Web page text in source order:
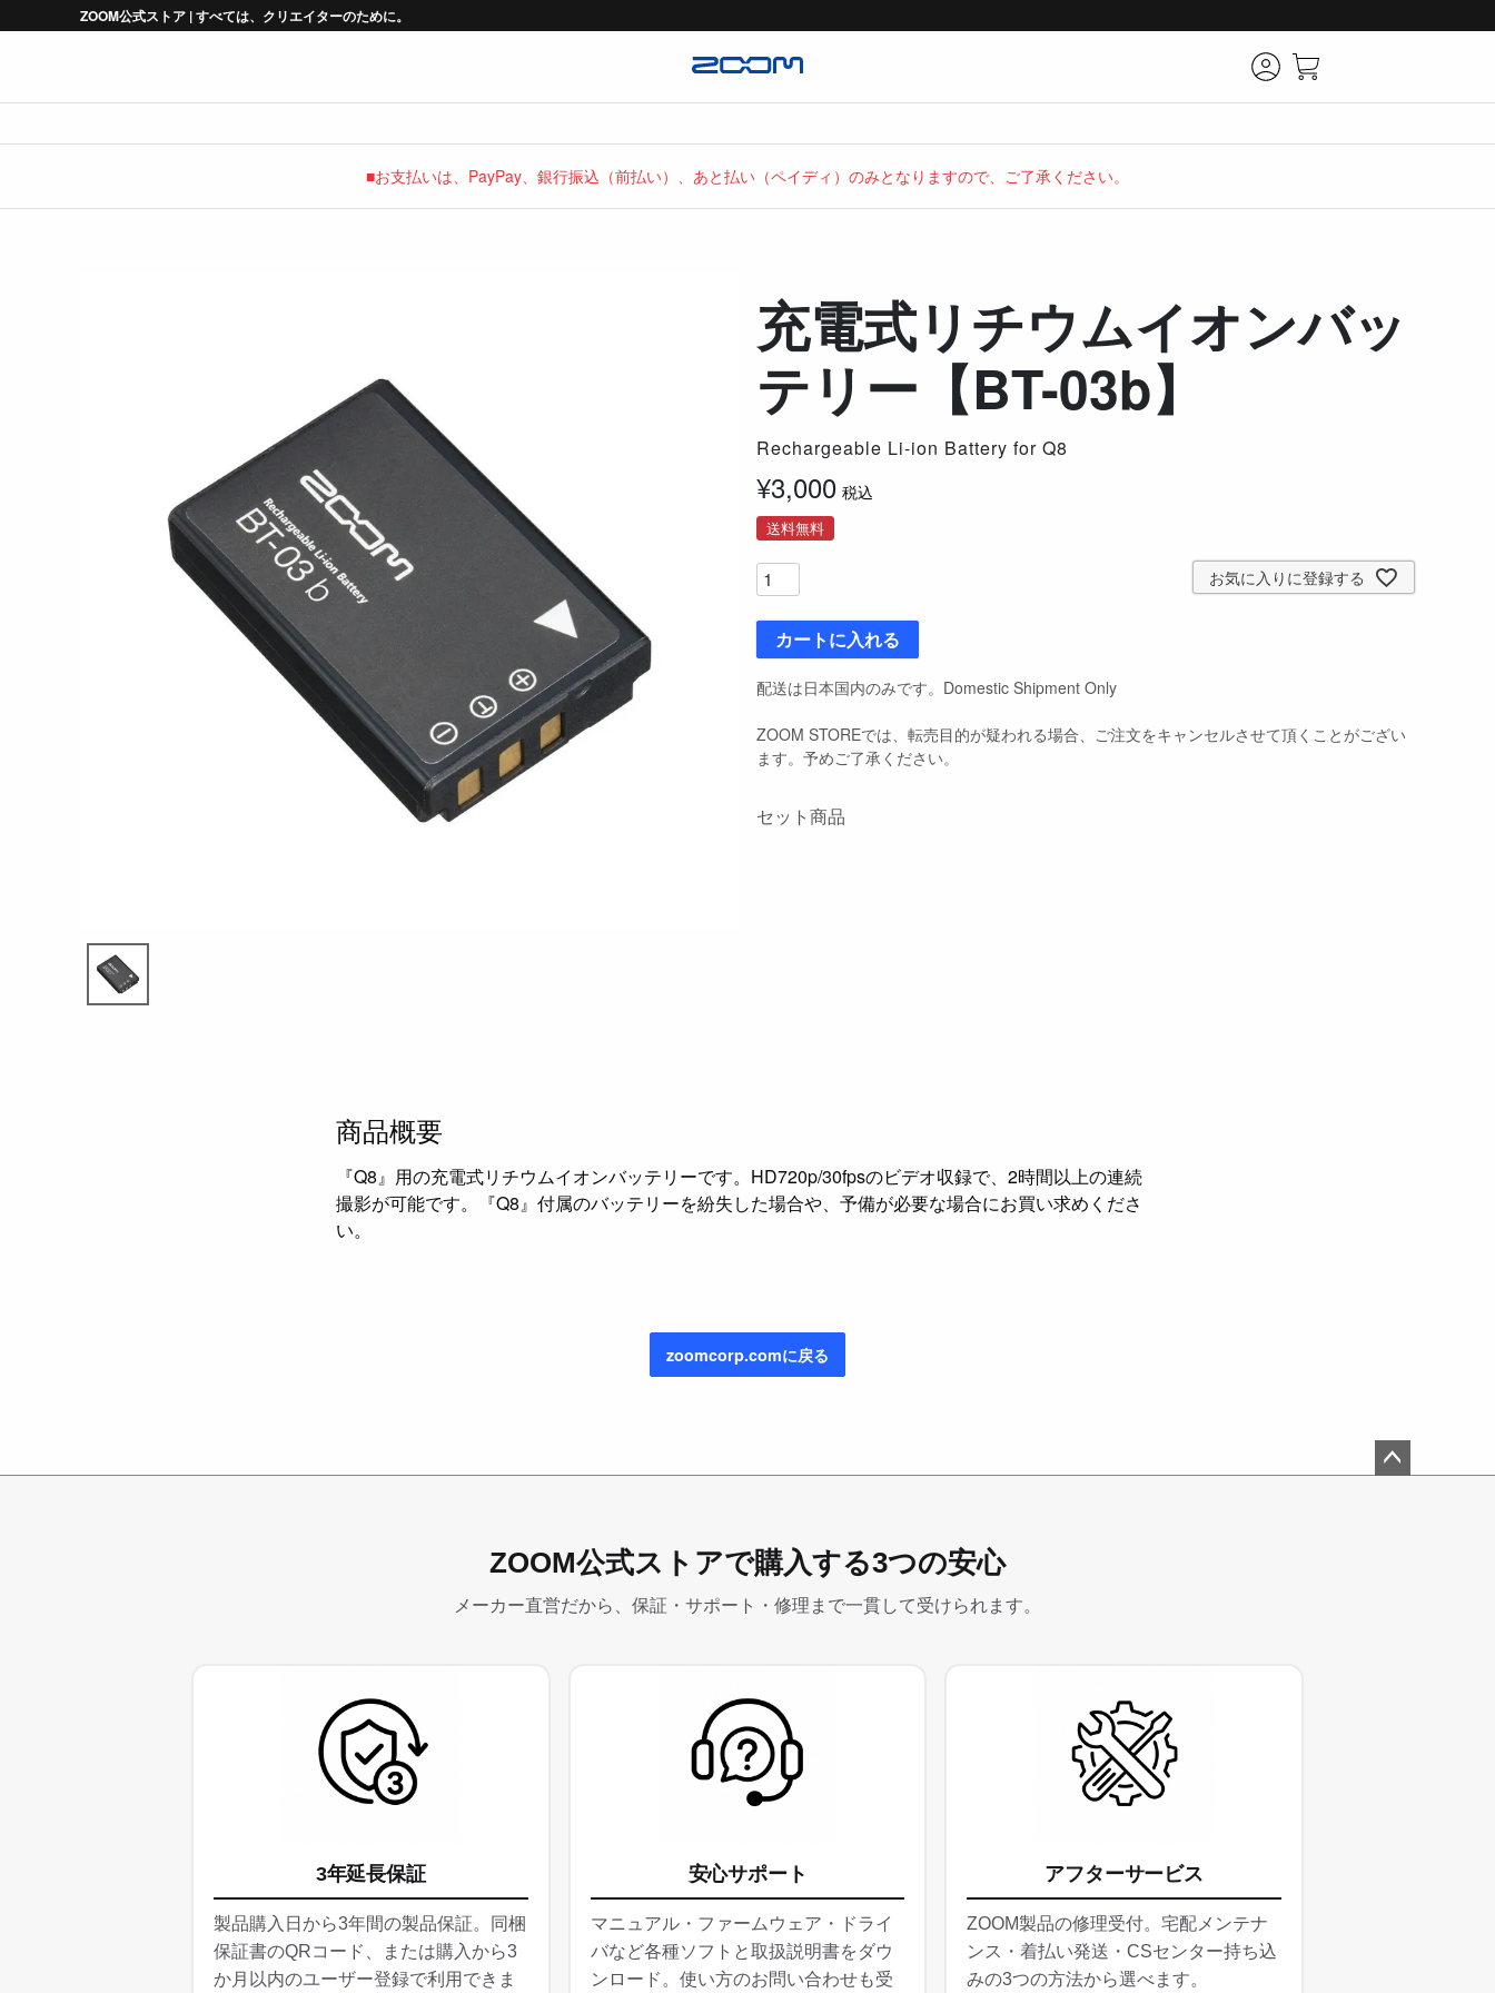
ZOOM公式ストア | すべては、クリエイターのために。
■お支払いは、PayPay、銀行振込（前払い）、あと払い（ペイディ）のみとなりますので、ご了承ください。
Rechargeable Li-ion Battery for Q8
充電式リチウムイオンバッ
テリー【BT-03b】
¥3,000 税込
送料無料
お気に入りに登録する
カートに入れる
配送は日本国内のみです。Domestic Shipment Only
ZOOM STOREでは、転売目的が疑われる場合、ご注文をキャンセルさせて頂くことがござい
ます。予めご了承ください。
セット商品
商品概要
『Q8』用の充電式リチウムイオンバッテリーです。HD720p/30fpsのビデオ収録で、2時間以上の連続
撮影が可能です。『Q8』付属のバッテリーを紛失した場合や、予備が必要な場合にお買い求めくださ
い。
zoomcorp.comに戻る
ZOOM公式ストアで購入する3つの安心
メーカー直営だから、保証・サポート・修理まで一貫して受けられます。
3年延長保証
製品購入日から3年間の製品保証。同梱
保証書のQRコード、または購入から3
か月以内のユーザー登録で利用できま
安心サポート
マニュアル・ファームウェア・ドライ
バなど各種ソフトと取扱説明書をダウ
ンロード。使い方のお問い合わせも受
アフターサービス
ZOOM製品の修理受付。宅配メンテナ
ンス・着払い発送・CSセンター持ち込
みの3つの方法から選べます。